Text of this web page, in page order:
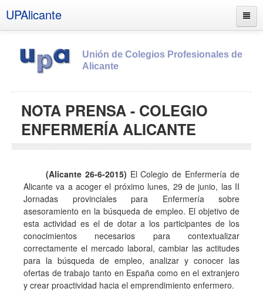
UPAlicante
Unión de Colegios Profesionales de
Alicante
Documentos
Boletines
UPSANA
PROA
Contacto
NOTA PRENSA - COLEGIO
ENFERMERÍA ALICANTE
(Alicante 26-6-2015) El Colegio de Enfermería de
Alicante va a acoger el próximo lunes, 29 de junio, las II
Jornadas provinciales para Enfermería sobre
asesoramiento en la búsqueda de empleo. El objetivo de
esta actividad es el de dotar a los participantes de los
conocimientos necesarios para contextualizar
correctamente el mercado laboral, cambiar las actitudes
para la búsqueda de empleo, analizar y conocer las
ofertas de trabajo tanto en España como en el extranjero
y crear proactividad hacia el emprendimiento enfermero.